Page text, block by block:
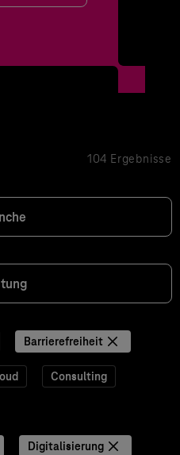
104 Ergebnisse
Barrierefreiheit
Consulting
Digitalisierung